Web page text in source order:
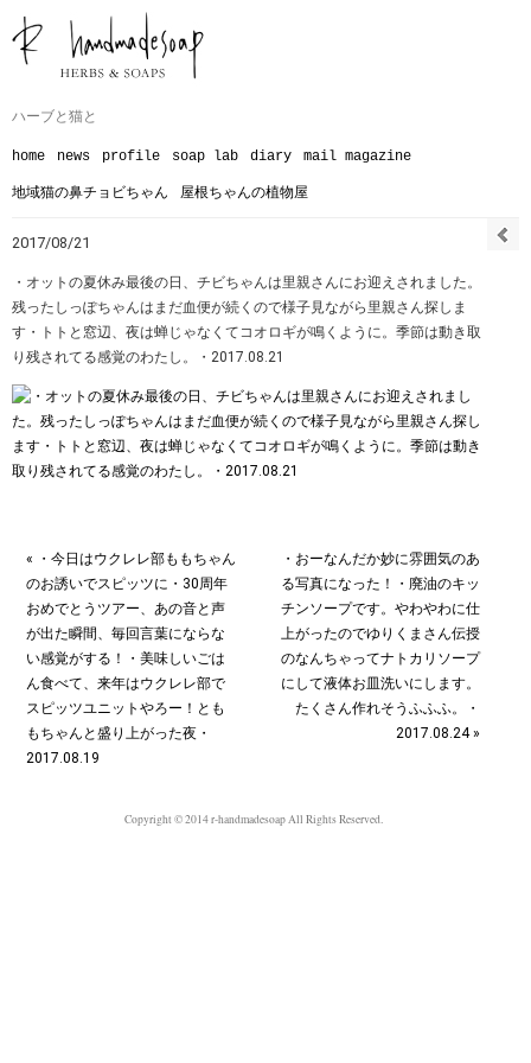
ハーブと猫と
home news profile soap lab diary mail magazine
地域猫の鼻チョビちゃん 屋根ちゃんの植物屋
2017/08/21
・オットの夏休み最後の日、チビちゃんは里親さんにお迎えされました。
残ったしっぽちゃんはまだ血便が続くので様子見ながら里親さん探しま
す・トトと窓辺、夜は蝉じゃなくてコオロギが鳴くように。季節は動き取
り残されてる感覚のわたし。・2017.08.21
« ・今日はウクレレ部ももちゃん
のお誘いでスピッツに・30周年
おめでとうツアー、あの音と声
が出た瞬間、毎回言葉にならな
い感覚がする！・美味しいごは
ん食べて、来年はウクレレ部で
スピッツユニットやろー！とも
もちゃんと盛り上がった夜・
2017.08.19
・おーなんだか妙に雰囲気のあ
る写真になった！・廃油のキッ
チンソープです。やわやわに仕
上がったのでゆりくまさん伝授
のなんちゃってナトカリソープ
にして液体お皿洗いにします。
たくさん作れそうふふふ。・
2017.08.24 »
Copyright © 2014 r-handmadesoap All Rights Reserved.